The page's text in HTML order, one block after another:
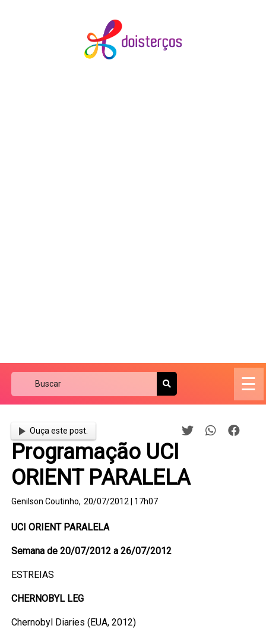
☰
Ouça este post.
Programação UCI
ORIENT PARALELA
Genilson Coutinho, 20/07/2012 | 17h07
UCI ORIENT PARALELA
Semana de 20/07/2012 a 26/07/2012
ESTREIAS
CHERNOBYL LEG
Chernobyl Diaries (EUA, 2012)